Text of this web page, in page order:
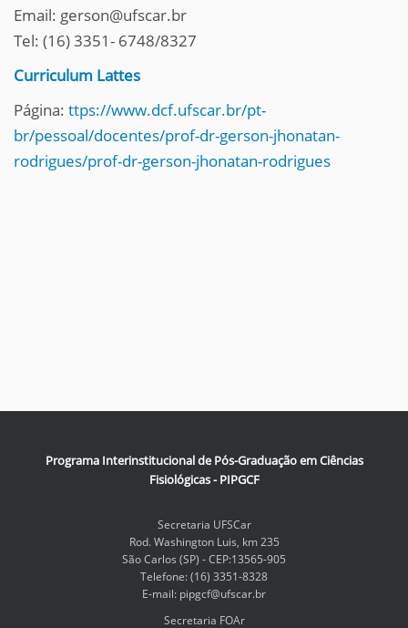
Email: gerson@ufscar.br
Tel: (16) 3351- 6748/8327
Curriculum Lattes
Página: ttps://www.dcf.ufscar.br/pt-
br/pessoal/docentes/prof-dr-gerson-jhonatan-
rodrigues/prof-dr-gerson-jhonatan-rodrigues
Programa Interinstitucional de Pós-Graduação em Ciências
Fisiológicas - PIPGCF
Secretaria UFSCar
Rod. Washington Luis, km 235
São Carlos (SP) - CEP:13565-905
Telefone: (16) 3351-8328
E-mail: pipgcf@ufscar.br
Secretaria FOAr